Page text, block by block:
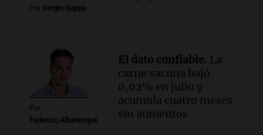
Por Sergio Suppo
Por
Federico Albarenque
El dato confiable. La
carne vacuna bajó
0,02% en julio y
acumula cuatro meses
sin aumentos